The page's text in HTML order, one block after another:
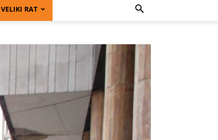
VELIKI RAT